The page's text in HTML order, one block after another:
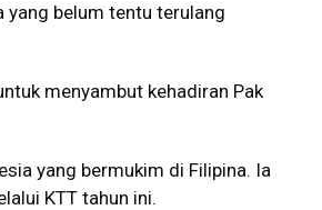
yang belum tentu terulang
menyambut kehadiran Pak
yang bermukim di Filipina. Ia
KTT tahun ini.